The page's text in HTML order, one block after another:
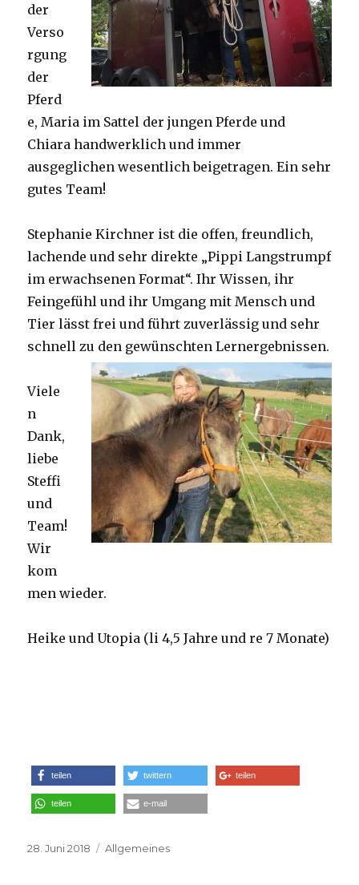
der
Verso
rgung
der
Pferd
e, Maria im Sattel der jungen Pferde und
Chiara handwerklich und immer
ausgeglichen wesentlich beigetragen. Ein sehr
gutes Team!
Stephanie Kirchner ist die offen, freundlich,
lachende und sehr direkte „Pippi Langstrumpf
im erwachsenen Format“. Ihr Wissen, ihr
Feingefühl und ihr Umgang mit Mensch und
Tier lässt frei und führt zuverlässig und sehr
schnell zu den gewünschten Lernergebnissen.
Viele
n
Dank,
liebe
Steffi
und
Team!
Wir
kom
men wieder.
Heike und Utopia (li 4,5 Jahre und re 7 Monate)
teilen twittern teilen
teilen e-mail
Veröffentlicht
28. Juni 2018 Kategorien
Allgemeines